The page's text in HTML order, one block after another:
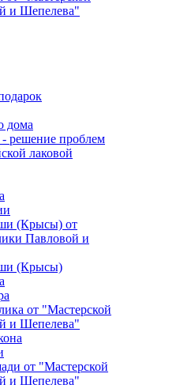
и Шепелева"
дома
решение проблем
лаковой
(Крысы) от
Павловой и
(Крысы)
от "Мастерской
и Шепелева"
от "Мастерской
и Шепелева"